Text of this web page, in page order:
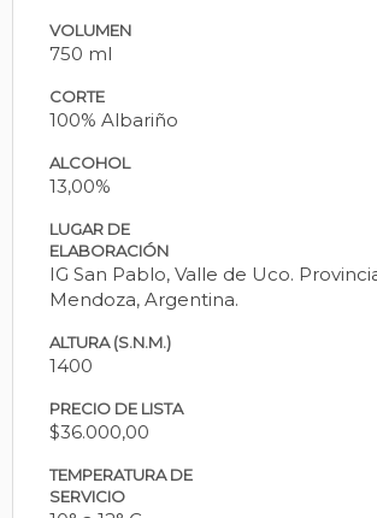
VOLUMEN
750 ml
CORTE
100% Albariño
ALCOHOL
13,00%
LUGAR DE
ELABORACIÓN
IG San Pablo, Valle de Uco.
Mendoza, Argentina.
ALTURA (S.N.M.)
1400
PRECIO DE LISTA
$36.000,00
TEMPERATURA DE
SERVICIO